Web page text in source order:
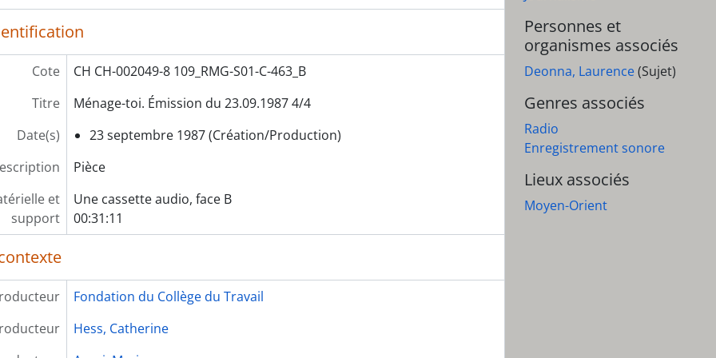
S11 - Année 1997
S12 - Année 1998
S14 - Rushs d'émission
Cote
CH CH-002049-8 109_RMG-S01-C-463_B
Titre
Ménage-toi. Émission du 23.09.1987 4/4
Date(s)
23 septembre 1987 (Création/Production)
Pièce
et
support
Une cassette audio, face B
00:31:11
Fondation du Collège du Travail
Hess, Catherine
Personnes et
organismes associés
Deonna, Laurence(Sujet)
Genres associés
Radio
Enregistrement sonore
Lieux associés
Moyen-Orient